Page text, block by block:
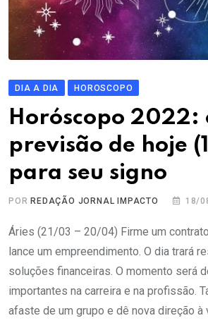
DIA A DIA HOROSCOPO
Horóscopo 2022:
previsão de hoje
para seu signo
POR REDAÇÃO JORNAL IMPACTO 18/
Áries (21/03 – 20/04) Firme um
lance um empreendimento. O dia trará
soluções financeiras. O momento será
importantes na carreira e na profissão.
afaste de um grupo e dê nova direção à